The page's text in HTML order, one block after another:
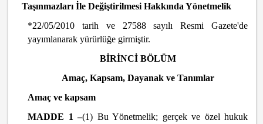
Taşınmazları İle Değiştirilmesi Hakkında Yönetmelik
*22/05/2010 tarih ve 27588 sayılı Resmi Gazete'de
yayımlanarak yürürlüğe girmiştir.
BİRİNCİ BÖLÜM
Amaç, Kapsam, Dayanak ve Tanımlar
Amaç ve kapsam
MADDE 1 –(1) Bu Yönetmelik; gerçek ve özel hukuk